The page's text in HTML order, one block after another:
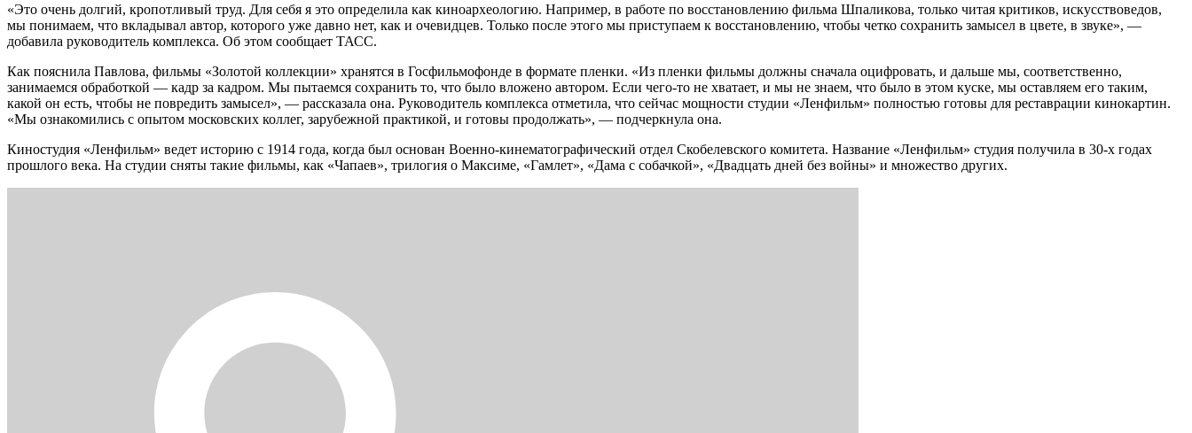
«Это очень долгий, кропотливый труд. Для себя я это определила как киноархеологию. Например, в работе по восстановлению фильма Шпаликова, только читая критиков, искусствоведов,
мы понимаем, что вкладывал автор, которого уже давно нет, как и очевидцев. Только после этого мы приступаем к восстановлению, чтобы четко сохранить замысел в цвете, в звуке», —
добавила руководитель комплекса. Об этом сообщает ТАСС.
Как пояснила Павлова, фильмы «Золотой коллекции» хранятся в Госфильмофонде в формате пленки. «Из пленки фильмы должны сначала оцифровать, и дальше мы, соответственно,
занимаемся обработкой — кадр за кадром. Мы пытаемся сохранить то, что было вложено автором. Если чего-то не хватает, и мы не знаем, что было в этом куске, мы оставляем его таким,
какой он есть, чтобы не повредить замысел», — рассказала она. Руководитель комплекса отметила, что сейчас мощности студии «Ленфильм» полностью готовы для реставрации кинокартин.
«Мы ознакомились с опытом московских коллег, зарубежной практикой, и готовы продолжать», — подчеркнула она.
Киностудия «Ленфильм» ведет историю с 1914 года, когда был основан Военно-кинематографический отдел Скобелевского комитета. Название «Ленфильм» студия получила в 30-х годах
прошлого века. На студии сняты такие фильмы, как «Чапаев», трилогия о Максиме, «Гамлет», «Дама с собачкой», «Двадцать дней без войны» и множество других.